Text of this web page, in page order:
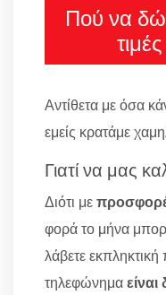
Πού να
Αντίθετα με όσα
εμείς κρατάμε
Γιατί να μας
Διότι με
φορά το μήνα
λάβετε
τηλεφώνημα